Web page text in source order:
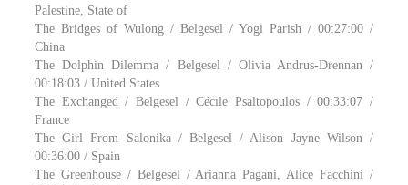
Palestine, State of
The Bridges of Wulong / Belgesel / Yogi Parish / 00:27:00 /
China
The Dolphin Dilemma / Belgesel / Olivia Andrus-Drennan /
00:18:03 / United States
The Exchanged / Belgesel / Cécile Psaltopoulos / 00:33:07 /
France
The Girl From Salonika / Belgesel / Alison Jayne Wilson /
00:36:00 / Spain
The Greenhouse / Belgesel / Arianna Pagani, Alice Facchini /